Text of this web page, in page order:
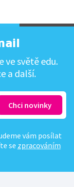
ve světě edu.
a další.
vám posílat
se zpracováním